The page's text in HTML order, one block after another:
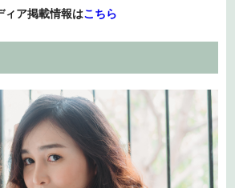
ィア掲載情報はこちら